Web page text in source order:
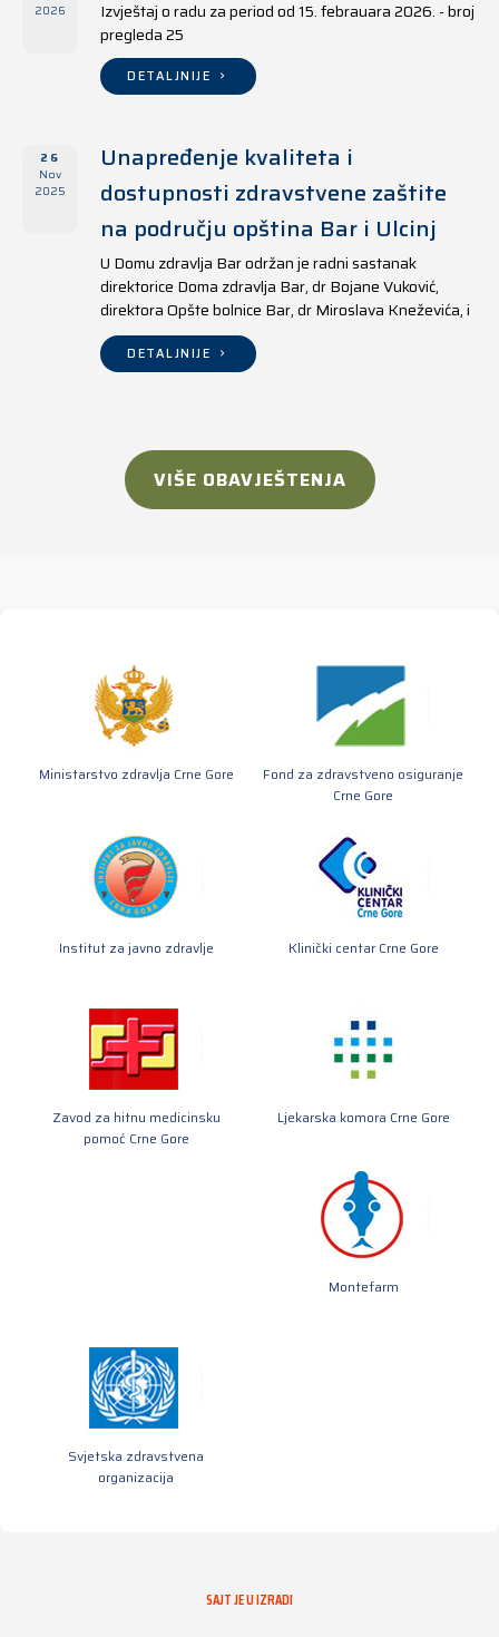
2026
Izvještaj o radu za period od 15. febrauara 2026. - broj
pregleda 25
DETALJNIJE
26
Nov
2025
Unapređenje kvaliteta i
dostupnosti zdravstvene zaštite
na području opština Bar i Ulcinj
U Domu zdravlja Bar održan je radni sastanak
direktorice Doma zdravlja Bar, dr Bojane Vuković,
direktora Opšte bolnice Bar, dr Miroslava Kneževića, i
direktora Doma zdravlja Ulcinj, Kreshnika Mustafe.
DETALJNIJE
VIŠE OBAVJEŠTENJA
Ministarstvo zdravlja Crne Gore
Fond za zdravstveno osiguranje
Crne Gore
Institut za javno zdravlje Klinički centar Crne Gore
Zavod za hitnu medicinsku
pomoć Crne Gore
Ljekarska komora Crne Gore
Montefarm
Svjetska zdravstvena
organizacija
SAJT JE U IZRADI